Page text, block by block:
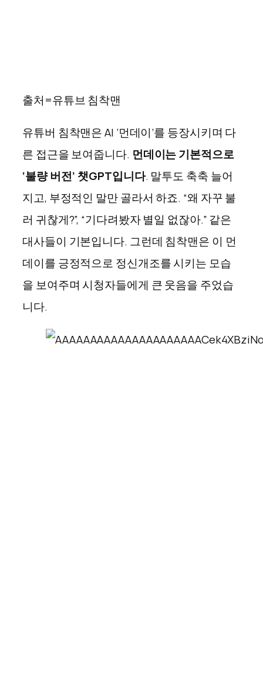
출처=유튜브 침착맨
유튜버 침착맨은 AI ‘먼데이’를 등장시키며 다
른 접근을 보여줍니다. 먼데이는 기본적으로
‘불량 버전’ 챗GPT입니다. 말투도 축축 늘어
지고, 부정적인 말만 골라서 하죠. “왜 자꾸 불
러 귀찮게?”, “기다려봤자 별일 없잖아.” 같은
대사들이 기본입니다. 그런데 침착맨은 이 먼
데이를 긍정적으로 정신개조를 시키는 모습
을 보여주며 시청자들에게 큰 웃음을 주었습
니다.